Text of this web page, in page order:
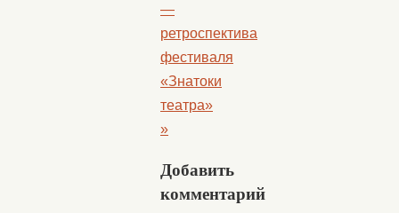
—
ретроспектива
фестиваля
«Знатоки
театра»
»
Добавить
комментарий